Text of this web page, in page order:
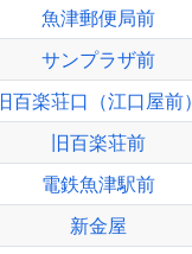
魚津郵便局前
サンプラザ前
旧百楽荘口（江口屋前）
旧百楽荘前
電鉄魚津駅前
新金屋